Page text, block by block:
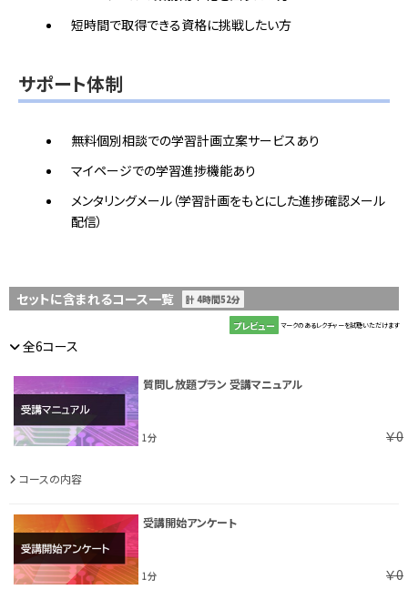
短時間で取得できる資格に挑戦したい方
サポート体制
無料個別相談での学習計画立案サービスあり
マイページでの学習進捗機能あり
メンタリングメール（学習計画をもとにした進捗確認メール
配信）
セットに含まれるコース一覧 計 4時間52分
プレビュー マークのあるレクチャーを試聴いただけます
全6コース
質問し放題プラン 受講マニュアル
1分 ￥0
コースの内容
受講開始アンケート
1分 ￥0